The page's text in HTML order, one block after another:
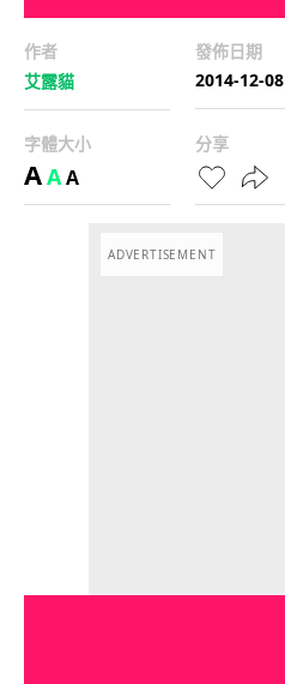
作者
艾露貓
發佈日期
2014-12-08
字體大小
AAA
分享
ADVERTISEMENT